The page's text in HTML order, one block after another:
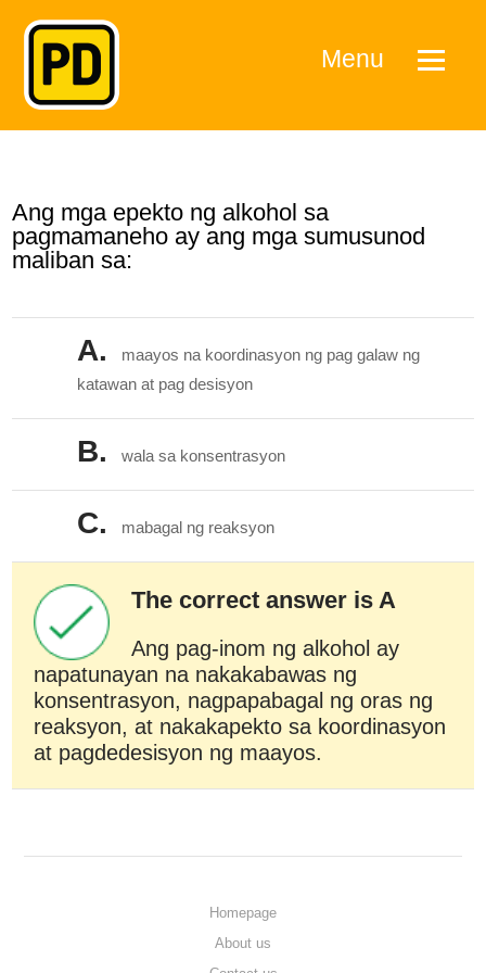
Menu
Ang mga epekto ng alkohol sa
pagmamaneho ay ang mga sumusunod
maliban sa:
A.
maayos na koordinasyon ng pag galaw ng
katawan at pag desisyon
B. wala sa konsentrasyon
C. mabagal ng reaksyon
The correct answer is A
Ang pag-inom ng alkohol ay
napatunayan na nakakabawas ng
konsentrasyon, nagpapabagal ng oras ng
reaksyon, at nakakapekto sa koordinasyon
at pagdedesisyon ng maayos.
Homepage
About us